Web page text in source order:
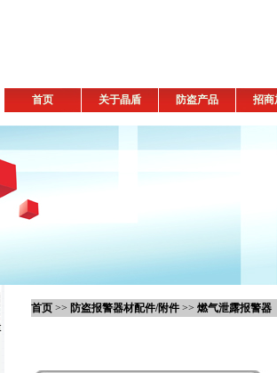
首页 关于晶盾 防盗产品 招商
首页>> 防盗报警器材配件/附件>> 燃气泄露报警器